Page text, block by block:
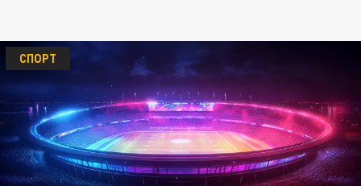
СПОРТ